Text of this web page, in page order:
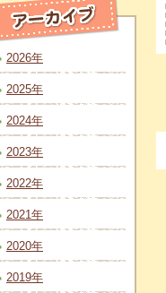
2026年
2025年
2024年
2023年
2022年
2021年
2020年
2019年